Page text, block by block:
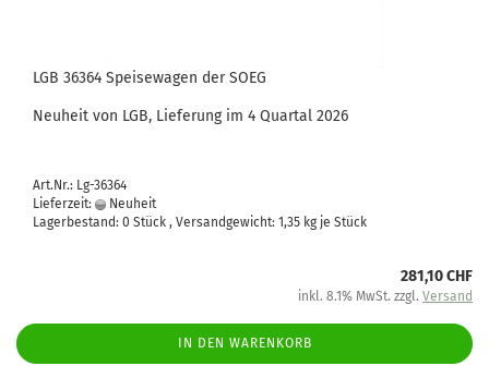
LGB 36364 Speisewagen der SOEG
Neuheit von LGB, Lieferung im 4 Quartal 2026
Art.Nr.: Lg-36364
Lieferzeit:
Neuheit
Lagerbestand: 0 Stück , Versandgewicht: 1,35 kg je Stück
281,10 CHF
inkl. 8.1% MwSt. zzgl. Versand
IN DEN WARENKORB